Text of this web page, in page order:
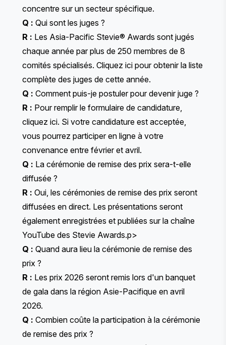
concentre sur un secteur spécifique.
Q : Qui sont les juges ?
R : Les Asia-Pacific Stevie® Awards sont jugés
chaque année par plus de 250 membres de 8
comités spécialisés. Cliquez ici pour obtenir la liste
complète des juges de cette année.
Q : Comment puis-je postuler pour devenir juge ?
R : Pour remplir le formulaire de candidature,
cliquez ici. Si votre candidature est acceptée,
vous pourrez participer en ligne à votre
convenance entre février et avril.
Q : La cérémonie de remise des prix sera-t-elle
diffusée ?
R : Oui, les cérémonies de remise des prix seront
diffusées en direct. Les présentations seront
également enregistrées et publiées sur la chaîne
YouTube des Stevie Awards.p>
Q : Quand aura lieu la cérémonie de remise des
prix ?
R : Les prix 2026 seront remis lors d'un banquet
de gala dans la région Asie-Pacifique en avril
2026.
Q : Combien coûte la participation à la cérémonie
de remise des prix ?